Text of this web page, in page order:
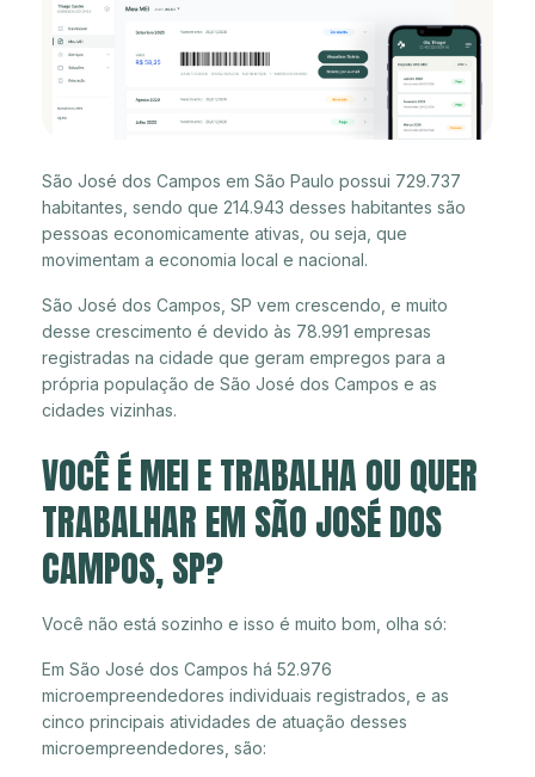
São José dos Campos em São Paulo possui 729.737
habitantes, sendo que 214.943 desses habitantes são
pessoas economicamente ativas, ou seja, que
movimentam a economia local e nacional.
São José dos Campos, SP vem crescendo, e muito
desse crescimento é devido às 78.991 empresas
registradas na cidade que geram empregos para a
própria população de São José dos Campos e as
cidades vizinhas.
VOCÊ É MEI E TRABALHA OU QUER
TRABALHAR EM SÃO JOSÉ DOS
CAMPOS, SP?
Você não está sozinho e isso é muito bom, olha só:
Em São José dos Campos há 52.976
microempreendedores individuais registrados, e as
cinco principais atividades de atuação desses
microempreendedores, são: